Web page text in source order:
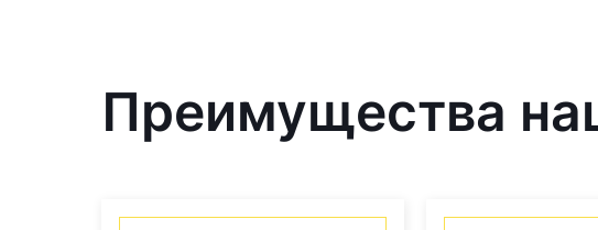
Преимущества